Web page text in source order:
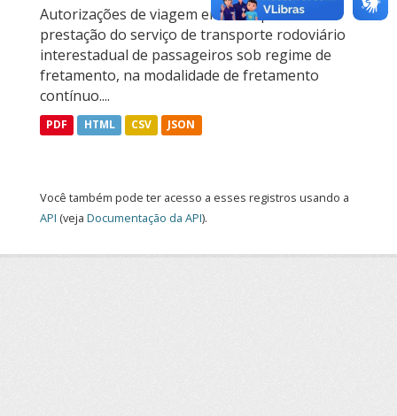
Autorizações de viagem emitidas para a
prestação do serviço de transporte rodoviário
interestadual de passageiros sob regime de
fretamento, na modalidade de fretamento
contínuo....
PDF HTML CSV JSON
Você também pode ter acesso a esses registros usando a
API (veja Documentação da API).